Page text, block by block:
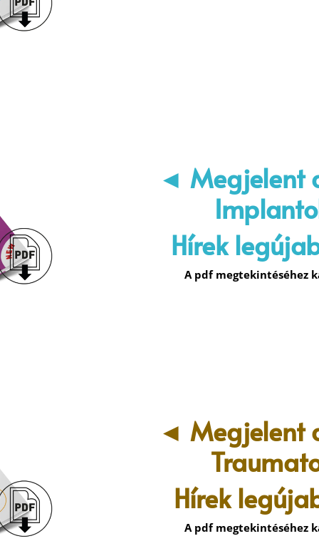
◄ Megjelent
Hírek
A pdf megtekintéséhez
◄ Megjelent
Hírek
A pdf megtekintéséhez